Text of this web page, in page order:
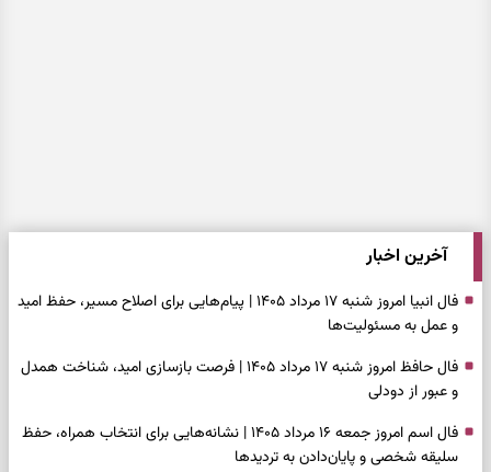
آخرین اخبار
فال انبیا امروز شنبه ۱۷ مرداد ۱۴۰۵ | پیام‌هایی برای اصلاح مسیر، حفظ امید
و عمل به مسئولیت‌ها
فال حافظ امروز شنبه ۱۷ مرداد ۱۴۰۵ | فرصت بازسازی امید، شناخت همدل
و عبور از دودلی
فال اسم امروز جمعه ۱۶ مرداد ۱۴۰۵ | نشانه‌هایی برای انتخاب همراه، حفظ
سلیقه شخصی و پایان‌دادن به تردیدها